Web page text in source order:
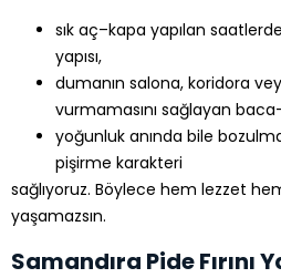
sık aç–kapa yapılan
yapısı,
dumanın salona, koridora
vurmamasını sağlayan
yoğunluk anında bile
pişirme karakteri
sağlıyoruz. Böylece hem lezzet
yaşamazsın.
Samandıra Pide Fırını